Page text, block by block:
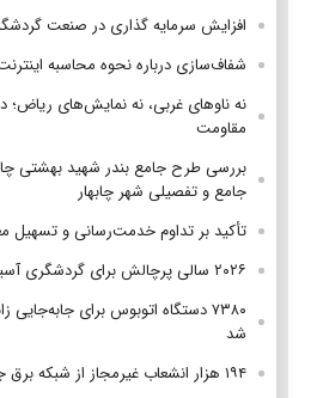
افزایش سرمایه گذاری در صنعت
شفاف‌سازی درباره نحوه محاسبه
نه ناوهای غربی، نه نمایش‌های ریاض؛
مقاومت
بررسی طرح جامع بندر شهید بهشتی
جامع و تفصیلی شهر چابهار
تأکید بر تداوم خدمت‌رسانی و تسهیل
۲۰۲۶ سالی پرچالش برای گردشگری آسیا
۷۳۸۰ دستگاه اتوبوس برای جابه‌جایی
شد
۱۹۴ هزار انشعاب غیرمجاز از شبکه برق جمع‌آوری شد